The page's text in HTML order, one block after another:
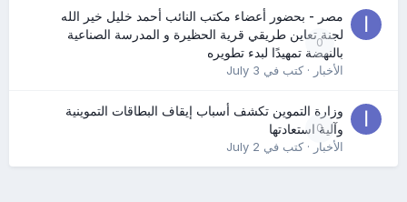
0
مصر - بحضور أعضاء مكتب النائب أحمد خليل خير الله
لجنة تعاين طريقي قرية الحظيرة و المدرسة الصناعية
بالنهضة تمهيدًا لبدء تطويره
الأخبار· كتب في July 3
0
وزارة التموين تكشف أسباب إيقاف البطاقات التموينية
وآلية استعادتها
الأخبار· كتب في July 2